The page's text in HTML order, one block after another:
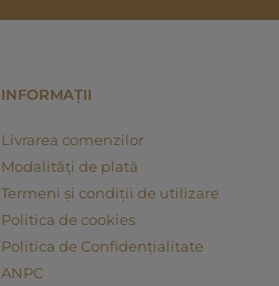
INFORMAȚII
Livrarea comenzilor
Modalități de plată
Termeni și condiții de utilizare
Politica de cookies
Politica de Confidențialitate
ANPC